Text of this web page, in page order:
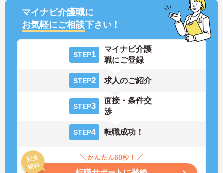
マイナビ介護職に
お気軽にご相談下さい！
STEP1
マイナビ介護
職にご登録
STEP2 求人のご紹介
STEP3
面接・条件交
渉
STEP4 転職成功！